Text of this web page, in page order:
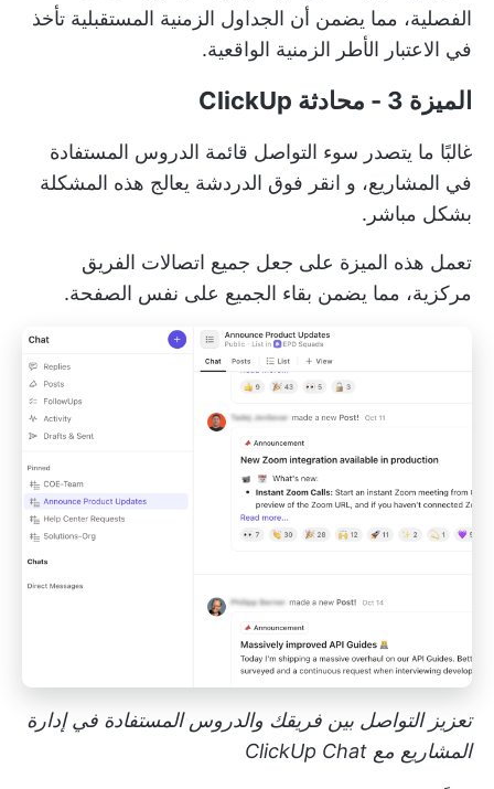
الفصلية، مما يضمن أن الجداول الزمنية المستقبلية تأخذ
في الاعتبار الأطر الزمنية الواقعية.
الميزة 3 - محادثة ClickUp
غالبًا ما يتصدر سوء التواصل قائمة الدروس المستفادة
في المشاريع، و انقر فوق الدردشة يعالج هذه المشكلة
بشكل مباشر.
تعمل هذه الميزة على جعل جميع اتصالات الفريق
مركزية، مما يضمن بقاء الجميع على نفس الصفحة.
تعزيز التواصل بين فريقك والدروس المستفادة في إدارة
المشاريع مع ClickUp Chat